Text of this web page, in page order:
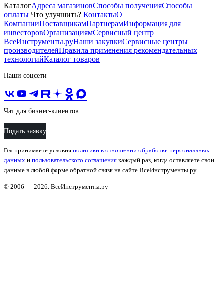
КаталогАдреса магазиновСпособы полученияСпособы
оплаты Что улучшить? КонтактыО
КомпанииПоставщикамПартнерамИнформация для
инвесторовОрганизациямСервисный центр
ВсеИнструменты.руНаши закупкиСервисные центры
производителейПравила применения рекомендательных
технологийКаталог товаров
Наши соцсети
Чат для бизнес-клиентов
Подать заявку
Вы принимаете условия политики в отношении обработки персональных
данных и пользовательского соглашения каждый раз, когда оставляете свои
данные в любой форме обратной связи на сайте ВсеИнструменты.ру
© 2006 — 2026. ВсеИнструменты.ру